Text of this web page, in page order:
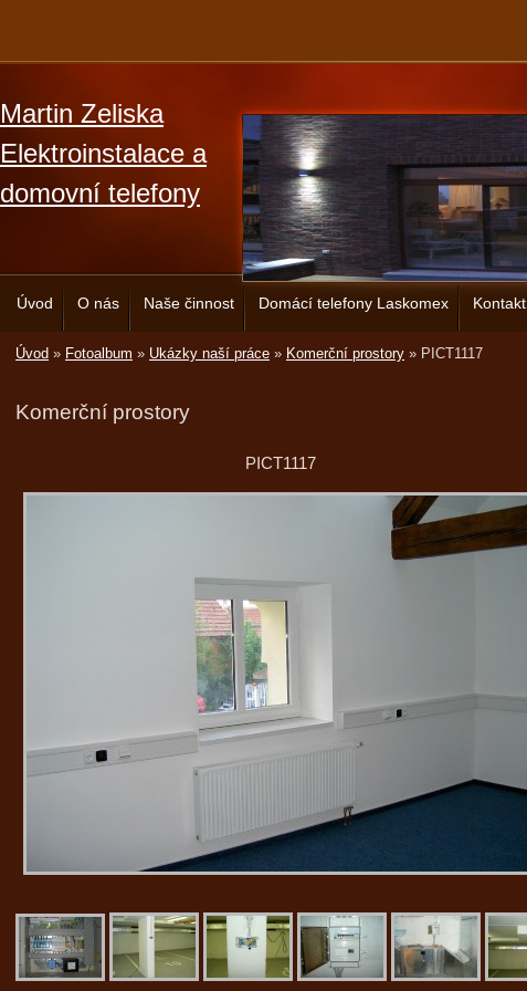
Martin Zeliska
Elektroinstalace a
domovní telefony
Úvod O nás Naše činnost Domácí telefony Laskomex Kontakt
Úvod » Fotoalbum » Ukázky naší práce » Komerční prostory » PICT1117
Komerční prostory
PICT1117